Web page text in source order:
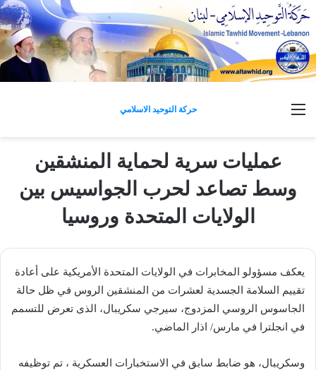
حركة التوحيد الاسلامي
عمليات سرية لحماية المنشقين
وسط تصاعد لحرب الجواسيس بين
الولايات المتحدة وروسيا
يعكف مسؤولو المخابرات في الولايات المتحدة الأمريكية على أعادة
تقييم السلامة الجسدية لعشرات من المنشقين الروس في ظل حالة
الجاسوس الروسي المزدوج، سيرجي سكريبال، الذى تعرض للتسمم
في انجلترا في مارس/ اذار الماضي.
وسكريبال، هو ضابط سابق في الاستخبارات العسكرية ، تم توظيفه